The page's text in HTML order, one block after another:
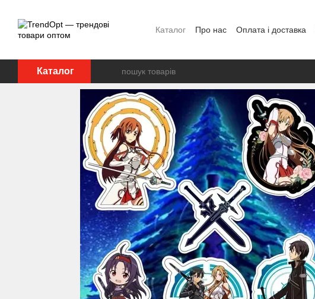
Каталог Про нас Оплата і доставка
Каталог